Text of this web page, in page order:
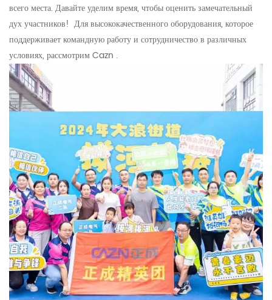
всего места. Давайте уделим время, чтобы оценить замечательный
дух участников! Для высококачественного оборудования, которое
поддерживает командную работу и сотрудничество в различных
условиях, рассмотримCazn .